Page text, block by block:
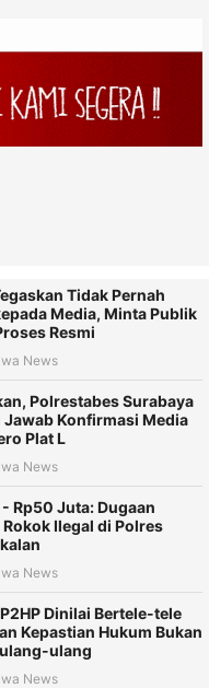
Tidak Pernah
Media, Minta Publik
Resmi
News
Polrestabes Surabaya
Jawab Konfirmasi Media
Plat L
News
Rp50 Juta: Dugaan
Ilegal di Polres
News
Dinilai Bertele-tele
Kepastian Hukum Bukan
ulang
News